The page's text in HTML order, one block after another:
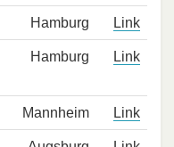
Hamburg Link
Hamburg Link
Mannheim Link